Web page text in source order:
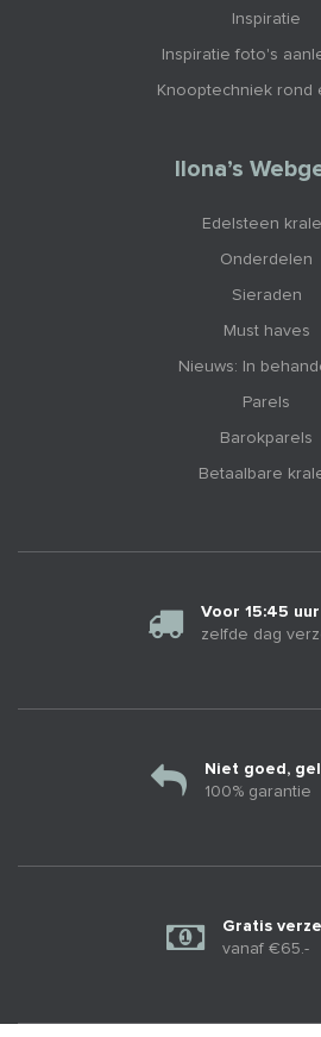
Inspiratie
Inspiratie foto's
Knooptechniek rond
Ilona’s
Edelsteen
Onderdelen
Sieraden
Must haves
Nieuws: In
Parels
Barokparels
Betaalbare
Voor 15:45
zelfde dag
Niet goed,
100% garantie
Gratis
vanaf €65.-